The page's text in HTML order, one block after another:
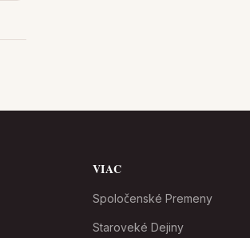
VIAC
Spoločenské Premeny
Staroveké Dejiny